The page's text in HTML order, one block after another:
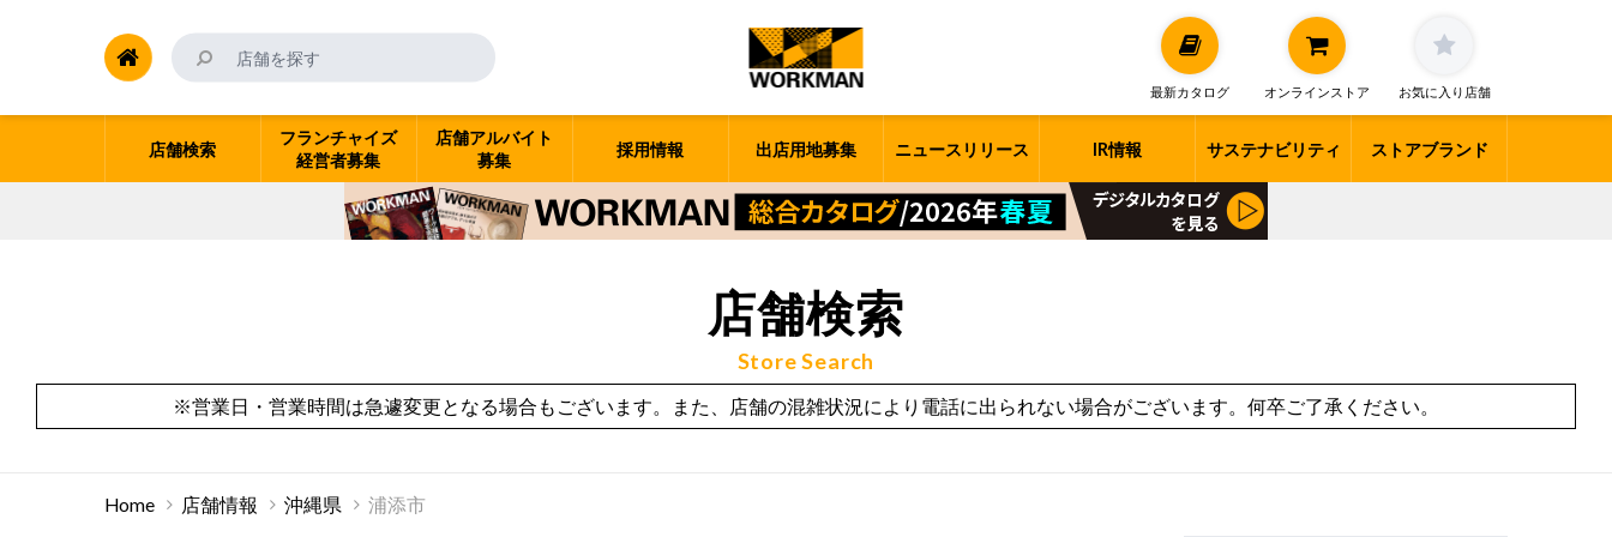
最新カタログ オンラインストア お気に入り店舗
フランチャイズ
経営者募集
店舗検索
店舗アルバイト
募集
採用情報 出店用地募集 ニュースリリース IR情報 サステナビリティ ストアブランド
店舗検索
Store Search
※営業日・営業時間は急遽変更となる場合もございます。また、店舗の混雑状況により電話に出られない場合がございます。何卒ご了承ください。
Home 店舗情報 沖縄県 浦添市